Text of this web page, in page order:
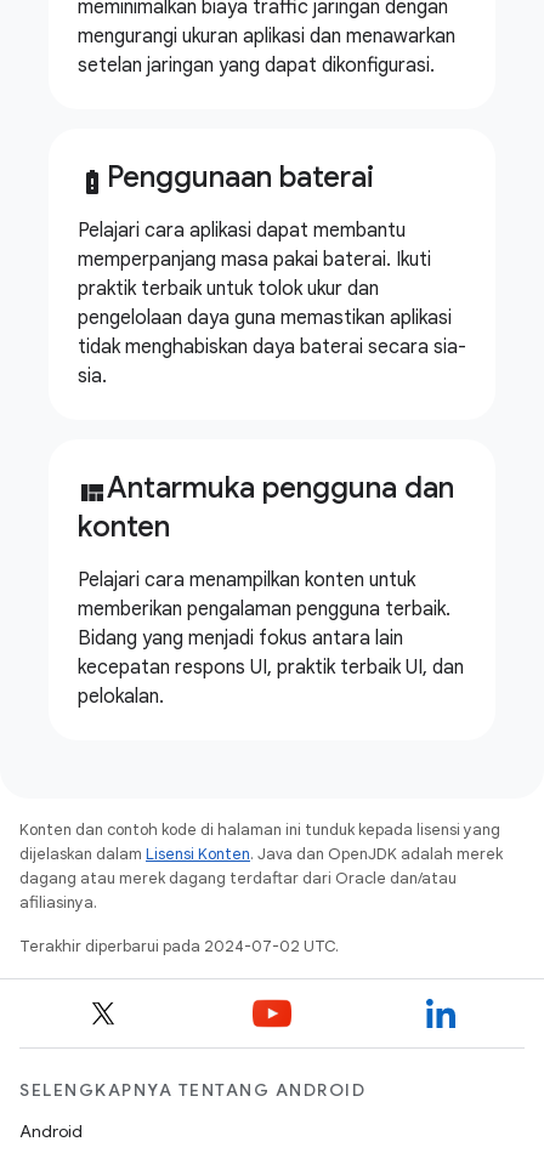
meminimalkan biaya traffic jaringan dengan
mengurangi ukuran aplikasi dan menawarkan
setelan jaringan yang dapat dikonfigurasi.
battery_alert Penggunaan baterai
Pelajari cara aplikasi dapat membantu
memperpanjang masa pakai baterai. Ikuti
praktik terbaik untuk tolok ukur dan
pengelolaan daya guna memastikan aplikasi
tidak menghabiskan daya baterai secara sia-
sia.
view_quiltAntarmuka pengguna dan
konten
Pelajari cara menampilkan konten untuk
memberikan pengalaman pengguna terbaik.
Bidang yang menjadi fokus antara lain
kecepatan respons UI, praktik terbaik UI, dan
pelokalan.
Konten dan contoh kode di halaman ini tunduk kepada lisensi yang
dijelaskan dalam Lisensi Konten. Java dan OpenJDK adalah merek
dagang atau merek dagang terdaftar dari Oracle dan/atau
afiliasinya.
Terakhir diperbarui pada 2024-07-02 UTC.
SELENGKAPNYA TENTANG ANDROID
Android